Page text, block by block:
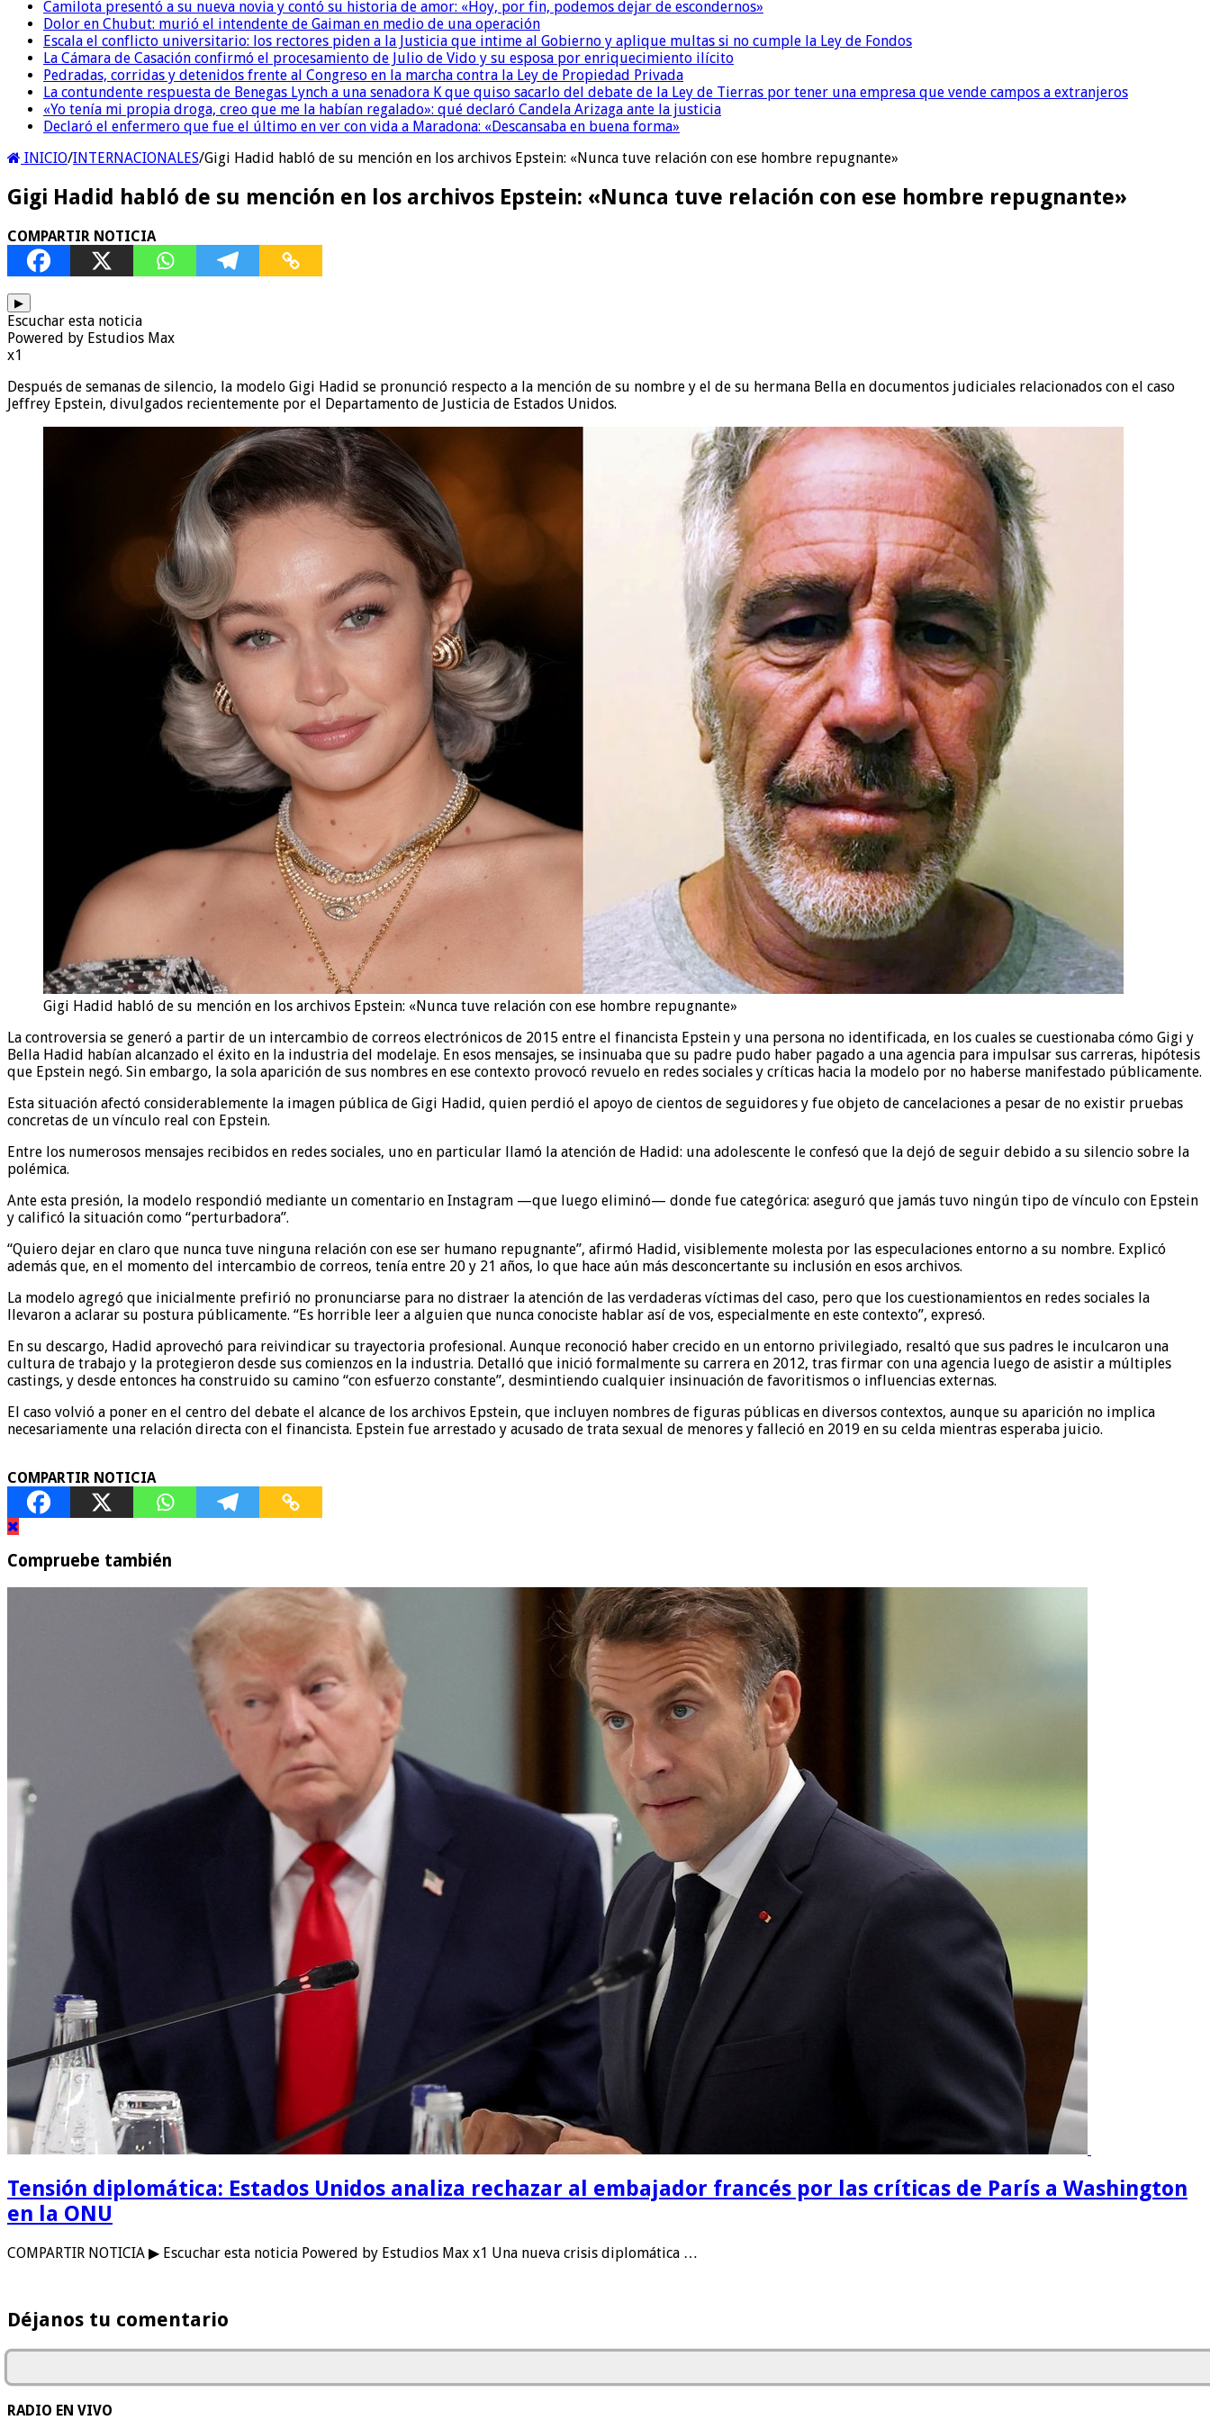
Camilota presentó a su nueva novia y contó su historia de amor: «Hoy, por fin, podemos dejar de escondernos»
Dolor en Chubut: murió el intendente de Gaiman en medio de una operación
Escala el conflicto universitario: los rectores piden a la Justicia que intime al Gobierno y aplique multas si no cumple la Ley de Fondos
La Cámara de Casación confirmó el procesamiento de Julio de Vido y su esposa por enriquecimiento ilícito
Pedradas, corridas y detenidos frente al Congreso en la marcha contra la Ley de Propiedad Privada
La contundente respuesta de Benegas Lynch a una senadora K que quiso sacarlo del debate de la Ley de Tierras por tener una empresa que vende campos a extranjeros
«Yo tenía mi propia droga, creo que me la habían regalado»: qué declaró Candela Arizaga ante la justicia
Declaró el enfermero que fue el último en ver con vida a Maradona: «Descansaba en buena forma»
INICIO/INTERNACIONALES/Gigi Hadid habló de su mención en los archivos Epstein: «Nunca tuve relación con ese hombre repugnante»
Gigi Hadid habló de su mención en los archivos Epstein: «Nunca tuve relación con ese hombre repugnante»
COMPARTIR NOTICIA
▶
Escuchar esta noticia
Powered by Estudios Max
x1
Después de semanas de silencio, la modelo Gigi Hadid se pronunció respecto a la mención de su nombre y el de su hermana Bella en documentos judiciales relacionados con el caso
Jeffrey Epstein, divulgados recientemente por el Departamento de Justicia de Estados Unidos.
Gigi Hadid habló de su mención en los archivos Epstein: «Nunca tuve relación con ese hombre repugnante»
La controversia se generó a partir de un intercambio de correos electrónicos de 2015 entre el financista Epstein y una persona no identificada, en los cuales se cuestionaba cómo Gigi y
Bella Hadid habían alcanzado el éxito en la industria del modelaje. En esos mensajes, se insinuaba que su padre pudo haber pagado a una agencia para impulsar sus carreras, hipótesis
que Epstein negó. Sin embargo, la sola aparición de sus nombres en ese contexto provocó revuelo en redes sociales y críticas hacia la modelo por no haberse manifestado públicamente.
Esta situación afectó considerablemente la imagen pública de Gigi Hadid, quien perdió el apoyo de cientos de seguidores y fue objeto de cancelaciones a pesar de no existir pruebas
concretas de un vínculo real con Epstein.
Entre los numerosos mensajes recibidos en redes sociales, uno en particular llamó la atención de Hadid: una adolescente le confesó que la dejó de seguir debido a su silencio sobre la
polémica.
Ante esta presión, la modelo respondió mediante un comentario en Instagram —que luego eliminó— donde fue categórica: aseguró que jamás tuvo ningún tipo de vínculo con Epstein
y calificó la situación como “perturbadora”.
“Quiero dejar en claro que nunca tuve ninguna relación con ese ser humano repugnante”, afirmó Hadid, visiblemente molesta por las especulaciones entorno a su nombre. Explicó
además que, en el momento del intercambio de correos, tenía entre 20 y 21 años, lo que hace aún más desconcertante su inclusión en esos archivos.
La modelo agregó que inicialmente prefirió no pronunciarse para no distraer la atención de las verdaderas víctimas del caso, pero que los cuestionamientos en redes sociales la
llevaron a aclarar su postura públicamente. “Es horrible leer a alguien que nunca conociste hablar así de vos, especialmente en este contexto”, expresó.
En su descargo, Hadid aprovechó para reivindicar su trayectoria profesional. Aunque reconoció haber crecido en un entorno privilegiado, resaltó que sus padres le inculcaron una
cultura de trabajo y la protegieron desde sus comienzos en la industria. Detalló que inició formalmente su carrera en 2012, tras firmar con una agencia luego de asistir a múltiples
castings, y desde entonces ha construido su camino “con esfuerzo constante”, desmintiendo cualquier insinuación de favoritismos o influencias externas.
El caso volvió a poner en el centro del debate el alcance de los archivos Epstein, que incluyen nombres de figuras públicas en diversos contextos, aunque su aparición no implica
necesariamente una relación directa con el financista. Epstein fue arrestado y acusado de trata sexual de menores y falleció en 2019 en su celda mientras esperaba juicio.
COMPARTIR NOTICIA
Compruebe también
Tensión diplomática: Estados Unidos analiza rechazar al embajador francés por las críticas de París a Washington
en la ONU
COMPARTIR NOTICIA ▶ Escuchar esta noticia Powered by Estudios Max x1 Una nueva crisis diplomática …
Déjanos tu comentario
RADIO EN VIVO